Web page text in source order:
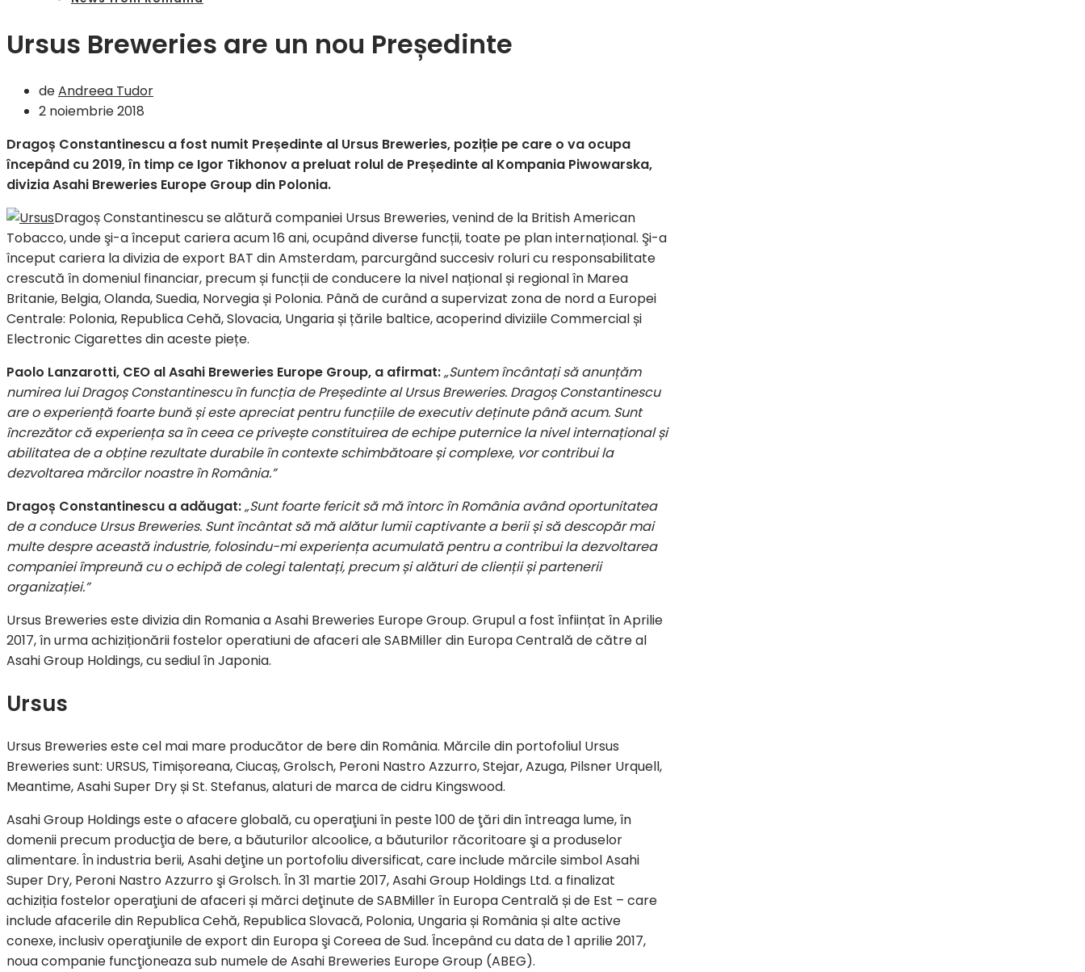
Ursus Breweries are un nou Președinte
deAndreea Tudor
2 noiembrie 2018
Dragoș Constantinescu a fost numit Președinte al Ursus Breweries, poziție pe care o va ocupa
începând cu 2019, în timp ce Igor Tikhonov a preluat rolul de Președinte al Kompania Piwowarska,
divizia Asahi Breweries Europe Group din Polonia.
Dragoș Constantinescu se alătură companiei Ursus Breweries, venind de la British American
Tobacco, unde şi-a început cariera acum 16 ani, ocupând diverse funcții, toate pe plan internațional. Şi-a
început cariera la divizia de export BAT din Amsterdam, parcurgând succesiv roluri cu responsabilitate
crescută în domeniul financiar, precum și funcții de conducere la nivel național și regional în Marea
Britanie, Belgia, Olanda, Suedia, Norvegia și Polonia. Până de curând a supervizat zona de nord a Europei
Centrale: Polonia, Republica Cehă, Slovacia, Ungaria și țările baltice, acoperind diviziile Commercial și
Electronic Cigarettes din aceste piețe.
Paolo Lanzarotti, CEO al Asahi Breweries Europe Group, a afirmat:„Suntem încântați să anunțăm
numirea lui Dragoș Constantinescu în funcția de Președinte al Ursus Breweries. Dragoș Constantinescu
are o experiență foarte bună și este apreciat pentru funcțiile de executiv deținute până acum. Sunt
încrezător că experiența sa în ceea ce privește constituirea de echipe puternice la nivel internațional și
abilitatea de a obține rezultate durabile în contexte schimbătoare și complexe, vor contribui la
dezvoltarea mărcilor noastre în România.”
Dragoș Constantinescu a adăugat:„Sunt foarte fericit să mă întorc în România având oportunitatea
de a conduce Ursus Breweries. Sunt încântat să mă alătur lumii captivante a berii și să descopăr mai
multe despre această industrie, folosindu-mi experiența acumulată pentru a contribui la dezvoltarea
companiei împreună cu o echipă de colegi talentați, precum și alături de clienții și partenerii
organizației.”
Ursus Breweries este divizia din Romania a Asahi Breweries Europe Group. Grupul a fost înființat în Aprilie
2017, în urma achiziționării fostelor operatiuni de afaceri ale SABMiller din Europa Centrală de către al
Asahi Group Holdings, cu sediul în Japonia.
Ursus
Ursus Breweries este cel mai mare producător de bere din România. Mărcile din portofoliul Ursus
Breweries sunt: URSUS, Timișoreana, Ciucaș, Grolsch, Peroni Nastro Azzurro, Stejar, Azuga, Pilsner Urquell,
Meantime, Asahi Super Dry și St. Stefanus, alaturi de marca de cidru Kingswood.
Asahi Group Holdings este o afacere globală, cu operaţiuni în peste 100 de ţări din întreaga lume, în
domenii precum producţia de bere, a băuturilor alcoolice, a băuturilor răcoritoare şi a produselor
alimentare. În industria berii, Asahi deţine un portofoliu diversificat, care include mărcile simbol Asahi
Super Dry, Peroni Nastro Azzurro şi Grolsch. În 31 martie 2017, Asahi Group Holdings Ltd. a finalizat
achiziția fostelor operaţiuni de afaceri și mărci deţinute de SABMiller în Europa Centrală și de Est – care
include afacerile din Republica Cehă, Republica Slovacă, Polonia, Ungaria și România și alte active
conexe, inclusiv operaţiunile de export din Europa şi Coreea de Sud. Începând cu data de 1 aprilie 2017,
noua companie funcţioneaza sub numele de Asahi Breweries Europe Group (ABEG).